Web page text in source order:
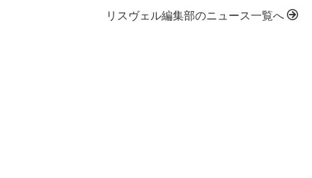
リスヴェル編集部のニュース一覧へ